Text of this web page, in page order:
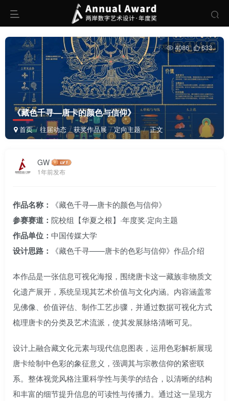
《藏色千寻—唐卡的颜色与信仰》
首页 往届动态 获奖作品展 定向主题 正文
4086 633
GW
1年前发布
作品名称： 《藏色千寻—唐卡的颜色与信仰》
参赛赛道： 院校组【华夏之根】·年度奖·定向主题
作品单位： 中国传媒大学
设计思路： 《藏色千寻——唐卡的色彩与信仰》作品介绍
本作品是一张信息可视化海报，围绕唐卡这一藏族非物质文
化遗产展开，系统呈现其艺术价值与文化内涵。内容涵盖常
见佛像、价值评估、制作工艺步骤，并通过数据可视化方式
梳理唐卡的分类及艺术流派，使其发展脉络清晰可见。
设计上融合藏文化元素与现代信息图表，运用色彩解析展现
唐卡绘制中色彩的象征意义，强调其与宗教信仰的紧密联
系。整体视觉风格注重科学性与美学的结合，以清晰的结构
和丰富的细节提升信息的可读性与传播力。通过这一呈现方